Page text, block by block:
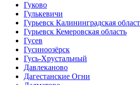
Гуково
Гулькевичи
Гурьевск Калининградская
Гурьевск Кемеровская область
Гусев
Гусиноозёрск
Гусь-Хрустальный
Давлеканово
Дагестанские Огни